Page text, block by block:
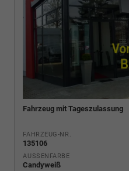
Fahrzeug mit Tageszulassung
FAHRZEUG-NR.
135106
AUSSENFARBE
Candyweiß